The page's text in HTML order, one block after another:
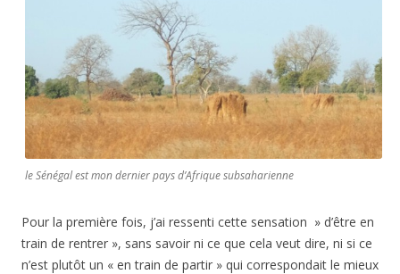
le Sénégal est mon dernier pays d’Afrique subsaharienne
Pour la première fois, j’ai ressenti cette sensation » d’être en
train de rentrer », sans savoir ni ce que cela veut dire, ni si ce
n’est plutôt un « en train de partir » qui correspondait le mieux